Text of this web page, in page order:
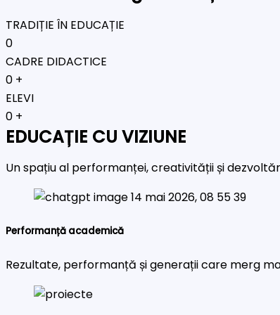
TRADIȚIE ÎN EDUCAȚIE
0
CADRE DIDACTICE
0 +
ELEVI
0 +
EDUCAȚIE CU VIZIUNE
Un spațiu al performanței, creativității și
Performanță academică
Rezultate, performanță și generații care merg